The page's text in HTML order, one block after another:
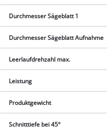
Durchmesser Sägeblatt 1
Durchmesser Sägeblatt Aufnahme
Leerlaufdrehzahl max.
Leistung
Produktgewicht
Schnitttiefe bei 45°